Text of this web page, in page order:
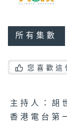
所有集數
您喜歡這
主持人：胡
香港電台第